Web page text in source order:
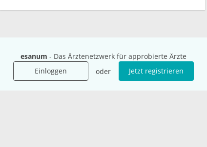
esanum - Das Ärztenetzwerk für approbierte Ärzte
Einloggen
oder Jetzt registrieren
Unternehmen
Das sind wir
Für Unternehmen
Ressourcen
Ihre Fragen
Hilfe